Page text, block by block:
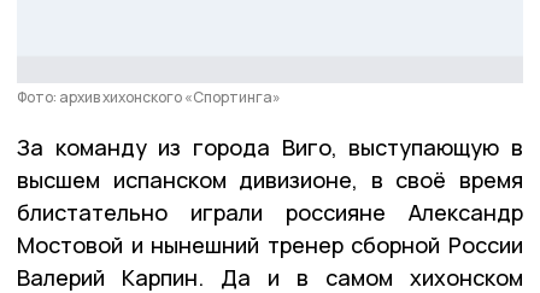
Фото: архив хихонского «Спортинга»
За команду из города Виго, выступающую в
высшем испанском дивизионе, в своё время
блистательно играли россияне Александр
Мостовой и нынешний тренер сборной России
Валерий Карпин. Да и в самом хихонском